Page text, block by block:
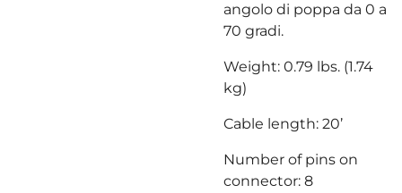
angolo di poppa da 0 a
70 gradi.
Weight: 0.79 lbs. (1.74
kg)
Cable length: 20’
Number of pins on
connector: 8